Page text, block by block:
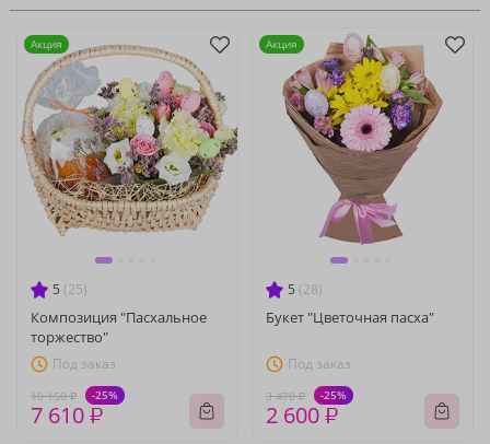
5 (25)
Композиция "Пасхальное
торжество"
Под заказ
10 150 ₽ -25%
7 610 ₽
Акция
5 (28)
Букет "Цветочная пасха"
Под заказ
3 470 ₽ -25%
2 600 ₽
Акция